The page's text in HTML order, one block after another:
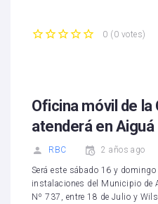
0 ( 0 votes)
Oficina móvil de la
atenderá en Aiguá
RBC 2 años ago
Será este sábado 16 y
instalaciones del Municipio de
Nº 737, entre 18 de Julio y